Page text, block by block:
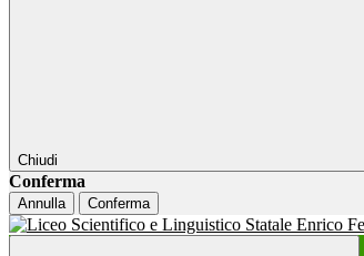
Chiudi
Conferma
Annulla Conferma